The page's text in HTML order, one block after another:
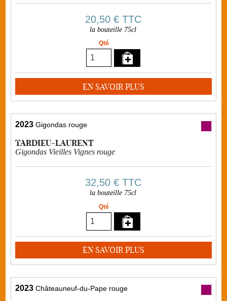
20,50 €TTC
la bouteille 75cl
Qté
EN SAVOIR PLUS
2023 Gigondas rouge
TARDIEU-LAURENT
Gigondas Vieilles Vignes rouge
32,50 €TTC
la bouteille 75cl
Qté
EN SAVOIR PLUS
2023 Châteauneuf-du-Pape rouge